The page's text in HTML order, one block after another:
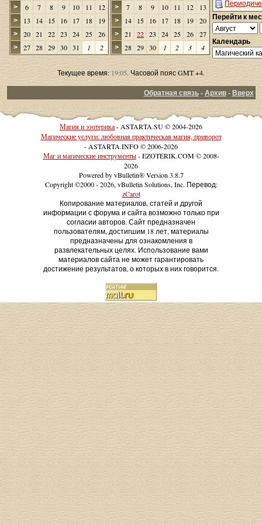
> 6 7 8 9 10 11 12
> 13 14 15 16 17 18 19
> 20 21 22 23 24 25 26
> 27 28 29 30 31 1 2
> 7 8 9 10 11 12 13
> 14 15 16 17 18 19 20
> 21 22 23 24 25 26 27
> 28 29 30 1 2 3 4
Перейти к
Календарь
Текущее время:19:05. Часовой пояс GMT +4.
Обратная связь-Архив-Вверх
Магия и эзотерика- ASTARTA.SU © 2004-2026
Магические услуги: любовная практическая магия, приворот
- ASTARTA.INFO © 2006-2026
Маг и магические инструменты- EZOTERIK.COM © 2008-
2026
Powered by vBulletin® Version 3.8.7
Copyright ©2000 - 2026, vBulletin Solutions, Inc. Перевод:
zCarot
Копирование материалов, статей и другой
информации с форума и сайта возможно только при
согласии авторов. Сайт предназначен
пользователям, достигшим 18 лет, материалы
предназначены для ознакомления в
развлекательных целях. Использование вами
материалов сайта не может гарантировать
достижение результатов, о которых в них говорится.